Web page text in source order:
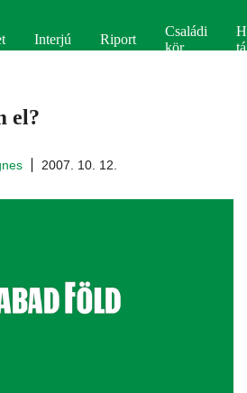
Interjú Riport
Családi
kör
el?
2007. 10. 12.